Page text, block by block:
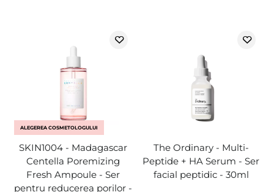
ALEGEREA COSMETOLOGULUI
SKIN1004 - Madagascar
Centella Poremizing
Fresh Ampoule - Ser
pentru reducerea porilor -
The Ordinary - Multi-
Peptide + HA Serum - Ser
facial peptidic - 30ml